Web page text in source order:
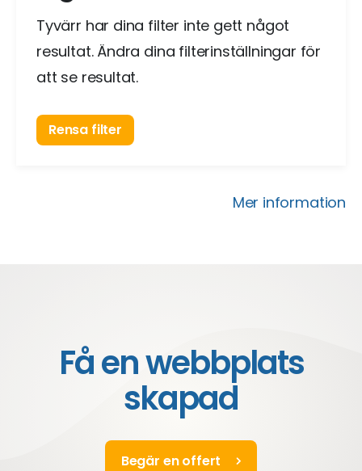
Tyvärr har dina filter inte gett något
resultat. Ändra dina filterinställningar för
att se resultat.
Rensa filter
Mer information
Få en webbplats
skapad
Begär en offert